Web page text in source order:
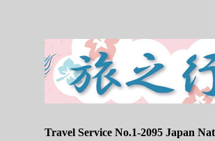
Travel Service No.1-2095 Japan